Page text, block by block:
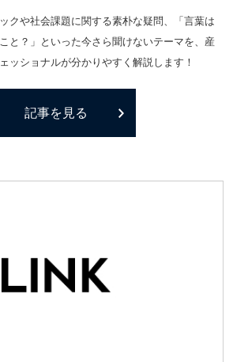
クや社会課題に関する素朴な疑問、「言葉は
と？」といった今さら聞けないテーマを、産
ッショナルが分かりやすく解説します！
記事を見る